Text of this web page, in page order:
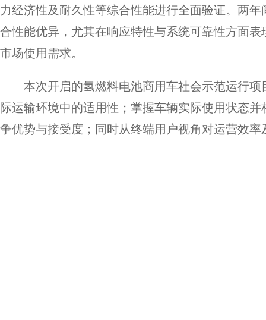
力经济性及耐久性等综合性能进行全面验证。两
合性能优异，尤其在响应特性与系统可靠性方面
市场使用需求。
本次开启的氢燃料电池商用车社会示范运行
际运输环境中的适用性；掌握车辆实际使用状态
争优势与接受度；同时从终端用户视角对运营效